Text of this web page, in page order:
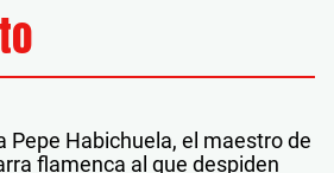
Pepe Habichuela, el maestro de
flamenca al que despiden